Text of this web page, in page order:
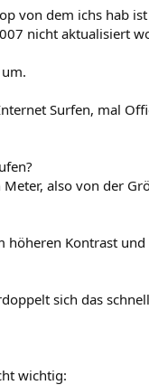
von dem ichs hab
nicht aktualisiert
Surfen, mal
also von der
Kontrast
sich das
wichtig: